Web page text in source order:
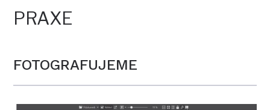
PRAXE
FOTOGRAFUJEME